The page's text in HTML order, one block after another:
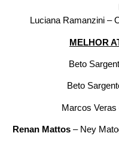
Luciana Ramanzini –
MELHOR
Beto
Beto
Marcos
Renan Mattos – Ney